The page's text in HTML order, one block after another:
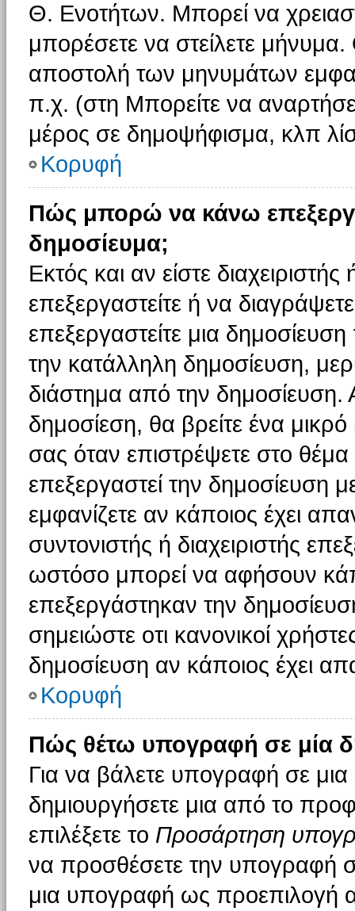
Θ. Ενοτήτων. Μπορεί να
μπορέσετε να στείλετε μήνυμα.
αποστολή των μηνυμάτων
π.χ. (στη Μπορείτε να
μέρος σε δημοψήφισμα, κλπ
Κορυφή
Πώς μπορώ να κάνω
δημοσίευμα;
Εκτός και αν είστε
επεξεργαστείτε ή να
επεξεργαστείτε μια
την κατάλληλη δημοσίευση,
διάστημα από την δημοσίευση.
δημοσίεση, θα βρείτε ένα
σας όταν επιστρέψετε στο
επεξεργαστεί την δημοσίευση
εμφανίζετε αν κάποιος έχει
συντονιστής ή διαχειριστής
ωστόσο μπορεί να αφήσουν
επεξεργάστηκαν την
σημειώστε οτι κανονικοί
δημοσίευση αν κάποιος έχει
Κορυφή
Πώς θέτω υπογραφή σε μία
Για να βάλετε υπογραφή σε
δημιουργήσετε μια από το
επιλέξετε το Προσάρτηση
να προσθέσετε την υπογραφή
μια υπογραφή ως προεπιλογή